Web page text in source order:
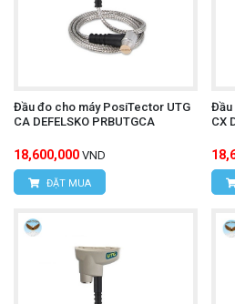
Đầu đo cho máy PosiTector UTG
CA DEFELSKO PRBUTGCA
18,600,000 VND
ĐẶT MUA
Đầu
CX